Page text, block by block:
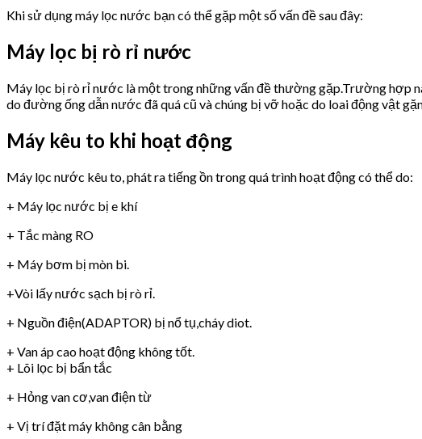
Khi sử dụng máy lọc nước bạn có thể gặp một số vấn đề sau đây:
Máy lọc bị rò rỉ nước
Máy lọc bị rò rỉ nước là một trong những vấn đề thường gặp.Trường hợp
do đường ống dẫn nước đã quá cũ và chúng bị vỡ hoặc do loai động vật
Máy kêu to khi hoạt động
Máy lọc nước kêu to, phát ra tiếng ồn trong quá trình hoạt động có thể do:
+ Máy lọc nước bị e khí
+ Tắc màng RO
+ Máy bơm bị mòn bi.
+Vòi lấy nước sạch bị rò rỉ.
+ Nguồn điện(ADAPTOR) bị nổ tụ,cháy diot.
+ Van áp cao hoạt động không tốt.
+ Lõi lọc bị bẩn tắc
+ Hỏng van cơ,van điện từ
+ Vị trí đặt máy không cân bằng